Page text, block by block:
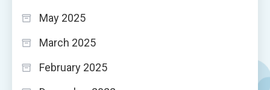
May 2025
March 2025
February 2025